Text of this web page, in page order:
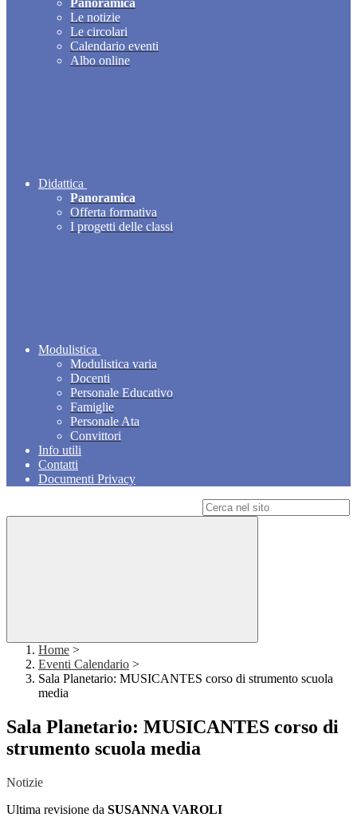
Panoramica
Le notizie
Le circolari
Calendario eventi
Albo online
Didattica
Panoramica
Offerta formativa
I progetti delle classi
Modulistica
Modulistica varia
Docenti
Personale Educativo
Famiglie
Personale Ata
Convittori
Info utili
Contatti
Documenti Privacy
Home >
Eventi Calendario >
Sala Planetario: MUSICANTES corso di strumento scuola
media
Sala Planetario: MUSICANTES corso di
strumento scuola media
Notizie
Ultima revisione da SUSANNA VAROLI